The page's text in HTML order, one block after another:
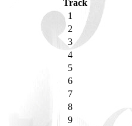
Track
1
2
3
4
5
6
7
8
9